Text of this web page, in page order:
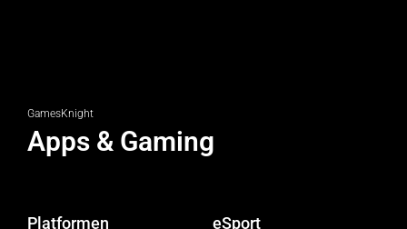
GamesKnight
Apps & Gaming
Platformen eSport